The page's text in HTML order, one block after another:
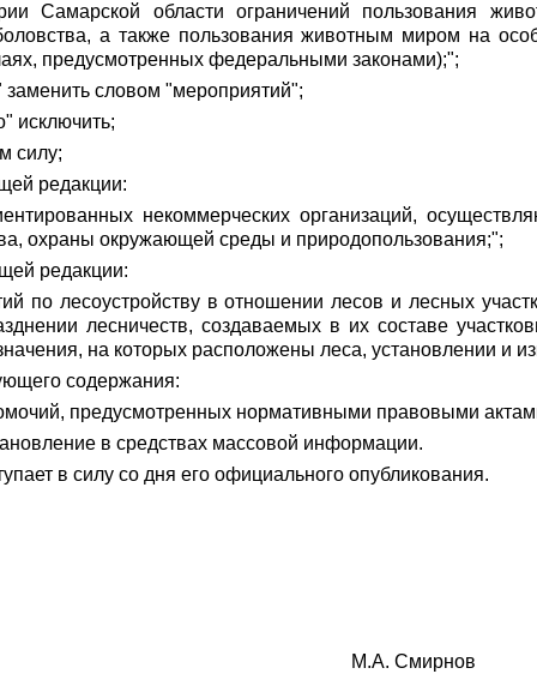
Самарской области ограничений пользования
а также пользования животным миром на
предусмотренных федеральными законами);";
словом "мероприятий";
исключить;
силу;
редакции:
некоммерческих организаций,
охраны окружающей среды и природопользования;";
редакции:
по лесоустройству в отношении лесов и лесных
лесничеств, создаваемых в их составе
на которых расположены леса, установлении и
содержания:
предусмотренных нормативными правовыми
в средствах массовой информации.
в силу со дня его официального опубликования.
М.А. Смирнов